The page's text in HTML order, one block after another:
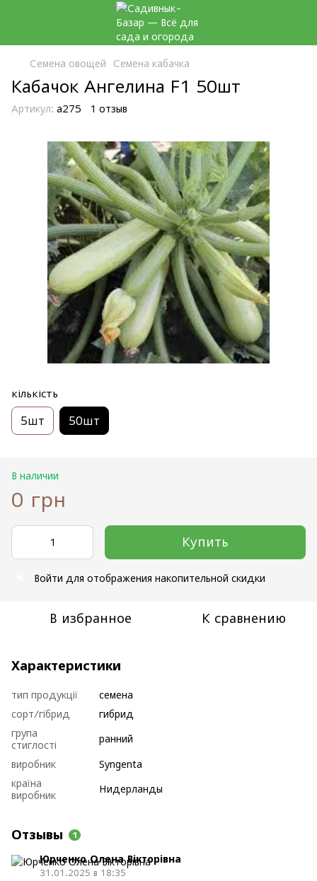
Семена овощей Семена кабачка
Кабачок Ангелина F1 50шт
Артикул: а275 1 отзыв
кількість
5шт 50шт
В наличии
0 грн
Купить
Войти для отображения накопительной скидки
В избранное К сравнению
Характеристики
тип продукції
семена
сорт/гібрид
гибрид
група
стиглості
ранний
виробник
Syngenta
країна
виробник
Нидерланды
Отзывы 1
Юрченко Олена Вікторівна
31.01.2025 в 18:35